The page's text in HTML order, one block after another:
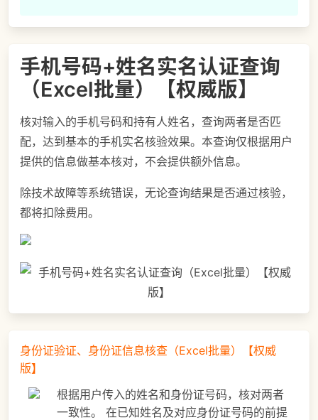
手机号码+姓名实名认证查询
（Excel批量）【权威版】
核对输入的手机号码和持有人姓名，查询两者是否匹
配，达到基本的手机实名核验效果。本查询仅根据用户
提供的信息做基本核对，不会提供额外信息。
除技术故障等系统错误，无论查询结果是否通过核验，
都将扣除费用。
身份证验证、身份证信息核查（Excel批量）【权威
版】
根据用户传入的姓名和身份证号码，核对两者
一致性。 在已知姓名及对应身份证号码的前提